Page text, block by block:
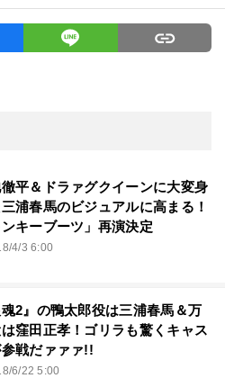
平＆ドラァグクイーンに大変身
三浦春馬のビジュアルに高まる！
ンキーブーツ」再演決定
4/3 6:00
魂2』の鴨太郎役は三浦春馬＆万
窪田正孝！ゴリラも驚くキャス
参戦だァァァ!!
6/22 5:00